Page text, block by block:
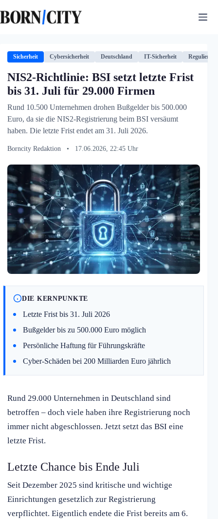
Inhalt
springen
Sicherheit Cybersicherheit Deutschland IT-Sicherheit
NIS2-Richtlinie: BSI setzt letzte Frist
bis 31. Juli für 29.000 Firmen
Rund 10.500 Unternehmen drohen Bußgelder bis 500.000
Euro, da sie die NIS2-Registrierung beim BSI versäumt
haben. Die letzte Frist endet am 31. Juli 2026.
Borncity Redaktion • 17.06.2026, 22:45 Uhr
DIE KERNPUNKTE
Letzte Frist bis 31. Juli 2026
Bußgelder bis zu 500.000 Euro möglich
Persönliche Haftung für Führungskräfte
Cyber-Schäden bei 200 Milliarden Euro jährlich
Rund 29.000 Unternehmen in Deutschland sind
betroffen – doch viele haben ihre Registrierung noch
immer nicht abgeschlossen. Jetzt setzt das BSI eine
letzte Frist.
Letzte Chance bis Ende Juli
Seit Dezember 2025 sind kritische und wichtige
Einrichtungen gesetzlich zur Registrierung
verpflichtet. Eigentlich endete die Frist bereits am 6.